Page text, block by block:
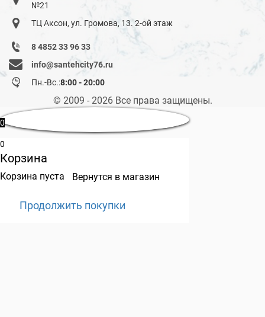
№21
ТЦ Аксон, ул. Громова, 13. 2-ой этаж
8 4852 33 96 33
info@santehcity76.ru
Пн.-Вс.:8:00 - 20:00
© 2009 - 2026 Все права защищены.
0
0
Корзина
Корзина пуста Вернутся в магазин
Продолжить покупки